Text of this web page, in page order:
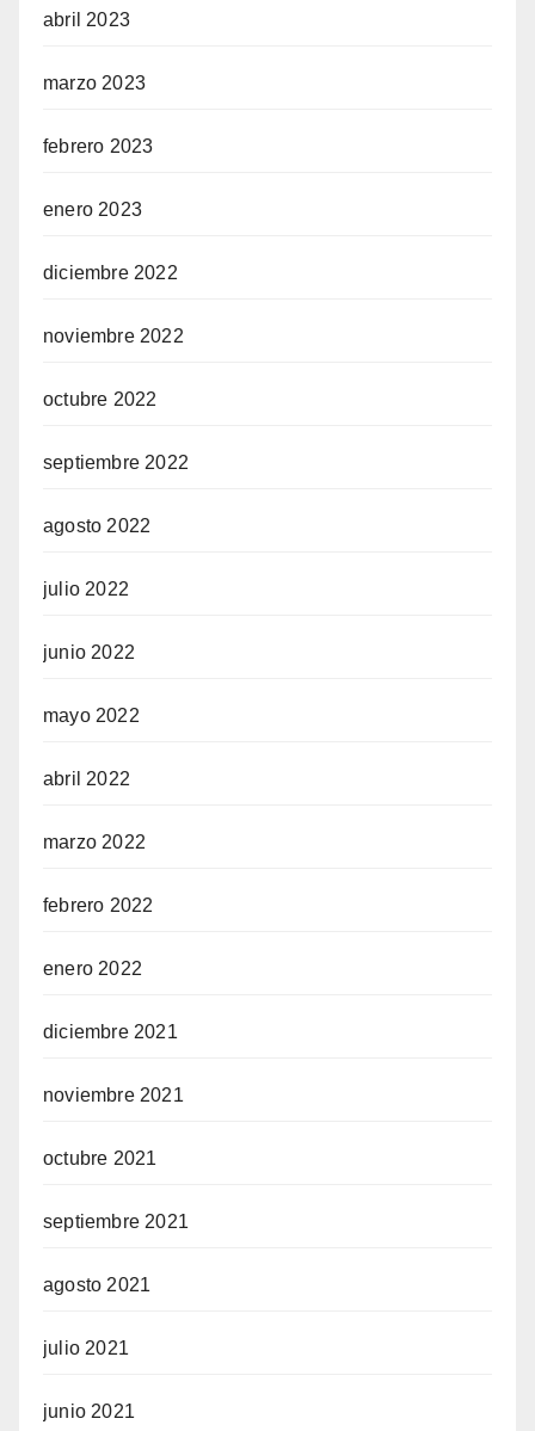
abril 2023
marzo 2023
febrero 2023
enero 2023
diciembre 2022
noviembre 2022
octubre 2022
septiembre 2022
agosto 2022
julio 2022
junio 2022
mayo 2022
abril 2022
marzo 2022
febrero 2022
enero 2022
diciembre 2021
noviembre 2021
octubre 2021
septiembre 2021
agosto 2021
julio 2021
junio 2021